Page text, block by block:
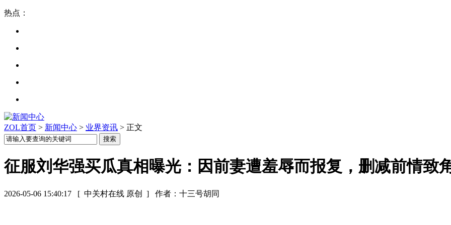
热点：
ZOL首页 > 新闻中心 > 业界资讯 > 正文
征服刘华强买瓜真相曝光：因前妻遭羞辱而报复，删减前情致
2026-05-06 15:40:17 [ 中关村在线 原创 ] 作者：十三号胡同